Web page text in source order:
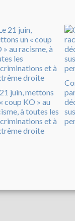
juin, mettons
coup KO » au
à toutes les
et à
droite